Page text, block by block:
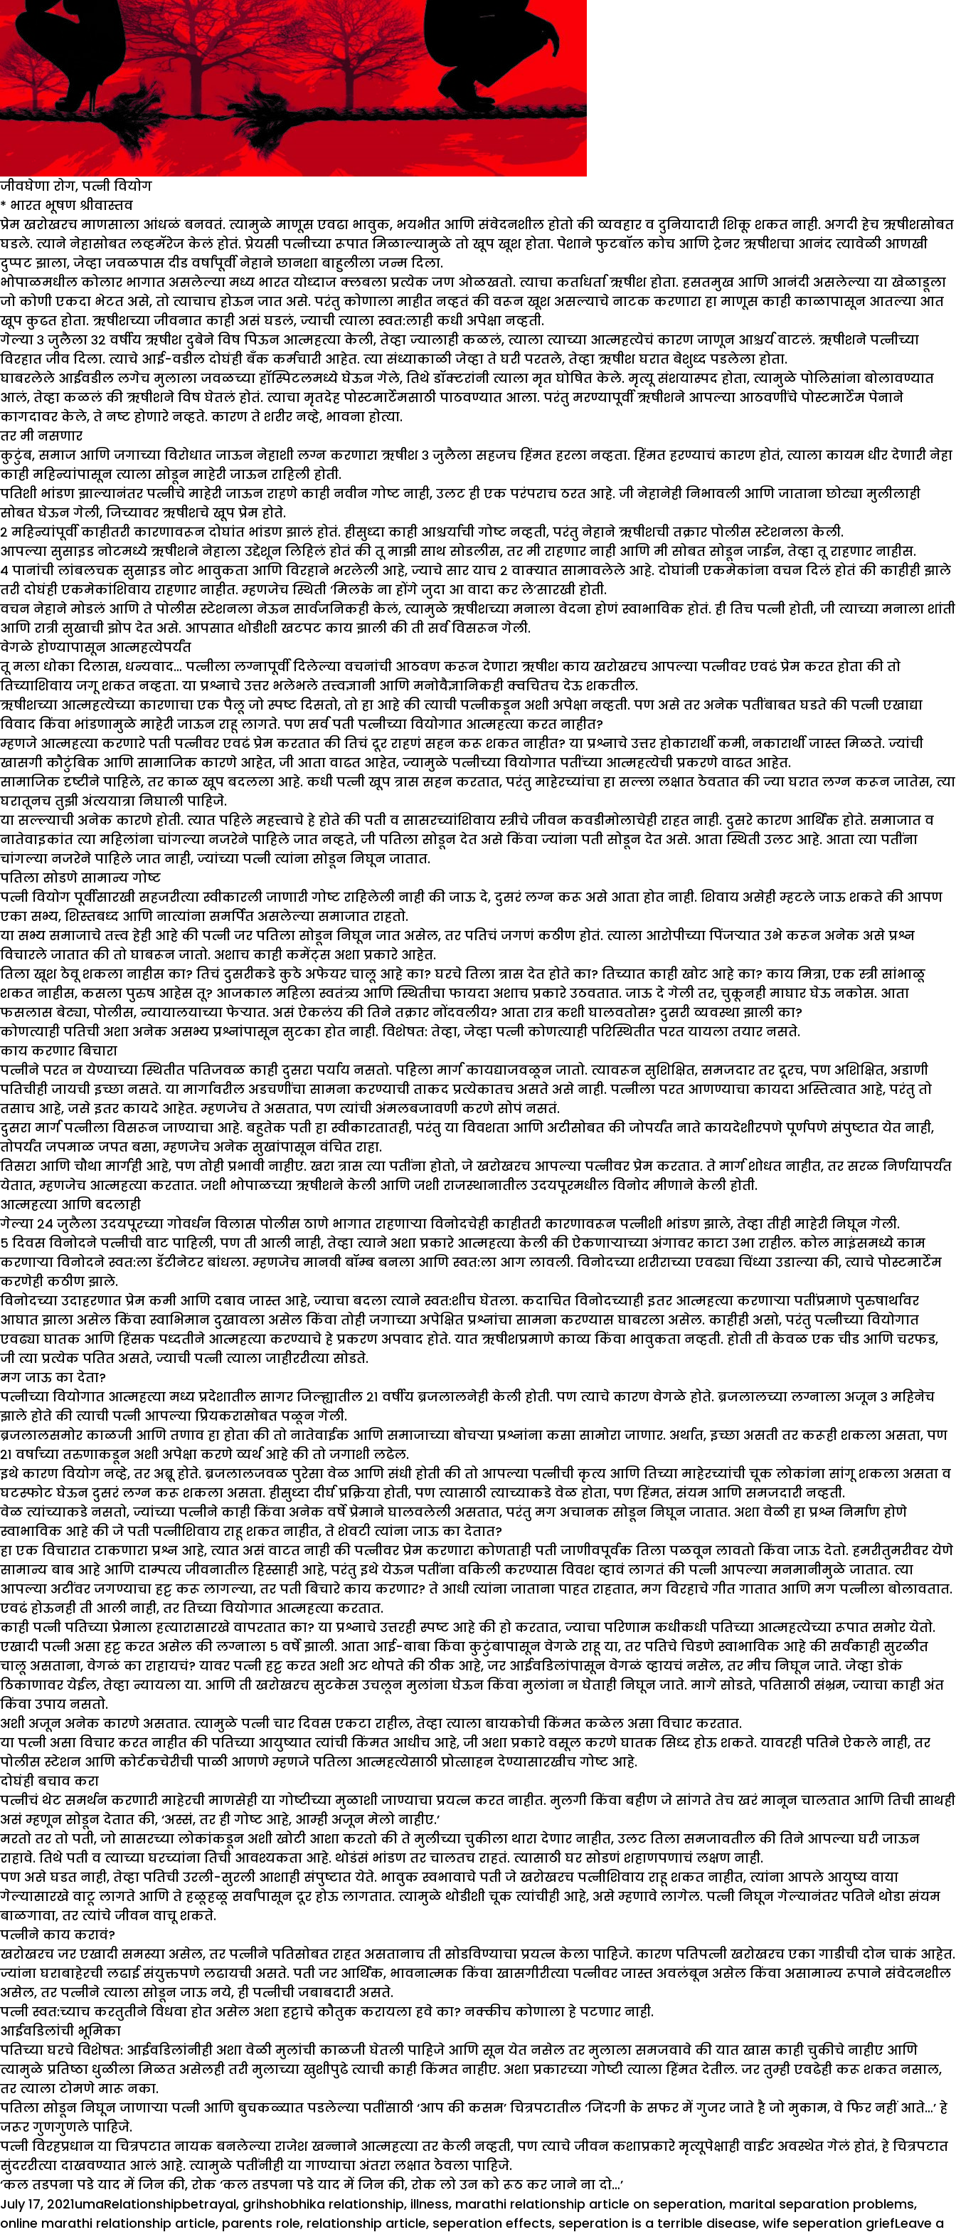
जीवघेणा रोग, पत्नी वियोग
* भारत भूषण श्रीवास्तव
प्रेम खरोखरच माणसाला आंधळं बनवतं. त्यामुळे माणूस एवढा भावुक, भयभीत आणि संवेदनशील होतो की व्यवहार व दुनियादारी शिकू शकत नाही. अगदी हेच ऋषीशसोबत
घडले. त्याने नेहासोबत लव्हमॅरेज केलं होतं. प्रेयसी पत्नीच्या रूपात मिळाल्यामुळे तो खूप खूश होता. पेशाने फुटबॉल कोच आणि ट्रेनर ऋषीशचा आनंद त्यावेळी आणखी
दुप्पट झाला, जेव्हा जवळपास दीड वर्षांपूर्वी नेहाने छानशा बाहुलीला जन्म दिला.
भोपाळमधील कोलार भागात असलेल्या मध्य भारत योध्दाज क्लबला प्रत्येक जण ओळखतो. त्याचा कर्ताधर्ता ऋषीश होता. हसतमुख आणि आनंदी असलेल्या या खेळाडूला
जो कोणी एकदा भेटत असे, तो त्याचाच होऊन जात असे. परंतु कोणाला माहीत नव्हतं की वरून खूश असल्याचे नाटक करणारा हा माणूस काही काळापासून आतल्या आत
खूप कुढत होता. ऋषीशच्या जीवनात काही असं घडलं, ज्याची त्याला स्वत:लाही कधी अपेक्षा नव्हती.
गेल्या ३ जुलैला ३२ वर्षीय ऋषीश दुबेने विष पिऊन आत्महत्या केली, तेव्हा ज्यालाही कळलं, त्याला त्याच्या आत्महत्येचं कारण जाणून आश्चर्य वाटलं. ऋषीशने पत्नीच्या
विरहात जीव दिला. त्याचे आई-वडील दोघंही बँक कर्मचारी आहेत. त्या संध्याकाळी जेव्हा ते घरी परतले, तेव्हा ऋषीश घरात बेशुध्द पडलेला होता.
घाबरलेले आईवडील लगेच मुलाला जवळच्या हॉस्पिटलमध्ये घेऊन गेले, तिथे डॉक्टरांनी त्याला मृत घोषित केले. मृत्यू संशयास्पद होता, त्यामुळे पोलिसांना बोलावण्यात
आलं, तेव्हा कळलं की ऋषीशने विष घेतलं होतं. त्याचा मृतदेह पोस्टमार्टेमसाठी पाठवण्यात आला. परंतु मरण्यापूर्वी ऋषीशने आपल्या आठवणींचे पोस्टमार्टेम पेनाने
कागदावर केले, ते नष्ट होणारे नव्हते. कारण ते शरीर नव्हे, भावना होत्या.
तर मी नसणार
कुटुंब, समाज आणि जगाच्या विरोधात जाऊन नेहाशी लग्न करणारा ऋषीश ३ जुलैला सहजच हिंमत हरला नव्हता. हिंमत हरण्याचं कारण होतं, त्याला कायम धीर देणारी नेहा
काही महिन्यांपासून त्याला सोडून माहेरी जाऊन राहिली होती.
पतिशी भांडण झाल्यानंतर पत्नीचे माहेरी जाऊन राहणे काही नवीन गोष्ट नाही, उलट ही एक परंपराच ठरत आहे. जी नेहानेही निभावली आणि जाताना छोट्या मुलीलाही
सोबत घेऊन गेली, जिच्यावर ऋषीशचे खूप प्रेम होते.
२ महिन्यांपूर्वी काहीतरी कारणावरून दोघांत भांडण झालं होतं. हीसुध्दा काही आश्चर्याची गोष्ट नव्हती, परंतु नेहाने ऋषीशची तक्रार पोलीस स्टेशनला केली.
आपल्या सुसाइड नोटमध्ये ऋषीशने नेहाला उद्देशून लिहिलं होतं की तू माझी साथ सोडलीस, तर मी राहणार नाही आणि मी सोबत सोडून जाईन, तेव्हा तू राहणार नाहीस.
४ पानांची लांबलचक सुसाइड नोट भावुकता आणि विरहाने भरलेली आहे, ज्याचे सार याच २ वाक्यात सामावलेले आहे. दोघांनी एकमेकांना वचन दिलं होतं की काहीही झाले
तरी दोघंही एकमेकांशिवाय राहणार नाहीत. म्हणजेच स्थिती ‘मिलके ना होंगे जुदा आ वादा कर ले’सारखी होती.
वचन नेहाने मोडलं आणि ते पोलीस स्टेशनला नेऊन सार्वजनिकही केलं, त्यामुळे ऋषीशच्या मनाला वेदना होणं स्वाभाविक होतं. ही तिच पत्नी होती, जी त्याच्या मनाला शांती
आणि रात्री सुखाची झोप देत असे. आपसात थोडीशी खटपट काय झाली की ती सर्व विसरून गेली.
वेगळे होण्यापासून आत्महत्येपर्यंत
तू मला धोका दिलास, धन्यवाद… पत्नीला लग्नापूर्वी दिलेल्या वचनांची आठवण करून देणारा ऋषीश काय खरोखरच आपल्या पत्नीवर एवढं प्रेम करत होता की तो
तिच्याशिवाय जगू शकत नव्हता. या प्रश्नाचे उत्तर भलेभले तत्त्वज्ञानी आणि मनोवैज्ञानिकही क्वचितच देऊ शकतील.
ऋषीशच्या आत्महत्येच्या कारणाचा एक पैलू जो स्पष्ट दिसतो, तो हा आहे की त्याची पत्नीकडून अशी अपेक्षा नव्हती. पण असे तर अनेक पतींबाबत घडते की पत्नी एखाद्या
विवाद किंवा भांडणामुळे माहेरी जाऊन राहू लागते. पण सर्व पती पत्नीच्या वियोगात आत्महत्या करत नाहीत?
म्हणजे आत्महत्या करणारे पती पत्नीवर एवढं प्रेम करतात की तिचं दूर राहणं सहन करू शकत नाहीत? या प्रश्नाचे उत्तर होकारार्थी कमी, नकारार्थी जास्त मिळते. ज्यांची
खासगी कौटुंबिक आणि सामाजिक कारणे आहेत, जी आता वाढत आहेत, ज्यामुळे पत्नीच्या वियोगात पतींच्या आत्महत्येची प्रकरणे वाढत आहेत.
सामाजिक दृष्टीने पाहिले, तर काळ खूप बदलला आहे. कधी पत्नी खूप त्रास सहन करतात, परंतु माहेरच्यांचा हा सल्ला लक्षात ठेवतात की ज्या घरात लग्न करून जातेस, त्या
घरातूनच तुझी अंत्ययात्रा निघाली पाहिजे.
या सल्ल्याची अनेक कारणे होती. त्यात पहिले महत्त्वाचे हे होते की पती व सासरच्यांशिवाय स्त्रीचे जीवन कवडीमोलाचेही राहत नाही. दुसरे कारण आर्थिक होते. समाजात व
नातेवाइकांत त्या महिलांना चांगल्या नजरेने पाहिले जात नव्हते, जी पतिला सोडून देत असे किंवा ज्यांना पती सोडून देत असे. आता स्थिती उलट आहे. आता त्या पतींना
चांगल्या नजरेने पाहिले जात नाही, ज्यांच्या पत्नी त्यांना सोडून निघून जातात.
पतिला सोडणे सामान्य गोष्ट
पत्नी वियोग पूर्वीसारखी सहजरीत्या स्वीकारली जाणारी गोष्ट राहिलेली नाही की जाऊ दे, दुसरं लग्न करू असे आता होत नाही. शिवाय असेही म्हटले जाऊ शकते की आपण
एका सभ्य, शिस्तबध्द आणि नात्यांना समर्पित असलेल्या समाजात राहतो.
या सभ्य समाजाचे तत्त्व हेही आहे की पत्नी जर पतिला सोडून निघून जात असेल, तर पतिचं जगणं कठीण होतं. त्याला आरोपीच्या पिंजऱ्यात उभे करून अनेक असे प्रश्न
विचारले जातात की तो घाबरून जातो. अशाच काही कमेंट्स अशा प्रकारे आहेत.
तिला खूश ठेवू शकला नाहीस का? तिचं दुसरीकडे कुठे अफेयर चालू आहे का? घरचे तिला त्रास देत होते का? तिच्यात काही खोट आहे का? काय मित्रा, एक स्त्री सांभाळू
शकत नाहीस, कसला पुरुष आहेस तू? आजकाल महिला स्वतंत्र्य आणि स्थितीचा फायदा अशाच प्रकारे उठवतात. जाऊ दे गेली तर, चुकूनही माघार घेऊ नकोस. आता
फसलास बेट्या, पोलीस, न्यायालयाच्या फेऱ्यात. असं ऐकलंय की तिने तक्रार नोंदवलीय? आता रात्र कशी घालवतोस? दुसरी व्यवस्था झाली का?
कोणत्याही पतिची अशा अनेक असभ्य प्रश्नांपासून सुटका होत नाही. विशेषत: तेव्हा, जेव्हा पत्नी कोणत्याही परिस्थितीत परत यायला तयार नसते.
काय करणार बिचारा
पत्नीने परत न येण्याच्या स्थितीत पतिजवळ काही दुसरा पर्याय नसतो. पहिला मार्ग कायद्याजवळून जातो. त्यावरून सुशिक्षित, समजदार तर दूरच, पण अशिक्षित, अडाणी
पतिचीही जायची इच्छा नसते. या मार्गावरील अडचणींचा सामना करण्याची ताकद प्रत्येकातच असते असे नाही. पत्नीला परत आणण्याचा कायदा अस्तित्वात आहे, परंतु तो
तसाच आहे, जसे इतर कायदे आहेत. म्हणजेच ते असतात, पण त्यांची अंमलबजावणी करणे सोपं नसतं.
दुसरा मार्ग पत्नीला विसरून जाण्याचा आहे. बहुतेक पती हा स्वीकारतातही, परंतु या विवशता आणि अटीसोबत की जोपर्यंत नाते कायदेशीरपणे पूर्णपणे संपुष्टात येत नाही,
तोपर्यंत जपमाळ जपत बसा, म्हणजेच अनेक सुखांपासून वंचित राहा.
तिसरा आणि चौथा मार्गही आहे, पण तोही प्रभावी नाहीए. खरा त्रास त्या पतींना होतो, जे खरोखरच आपल्या पत्नीवर प्रेम करतात. ते मार्ग शोधत नाहीत, तर सरळ निर्णयापर्यंत
येतात, म्हणजेच आत्महत्या करतात. जशी भोपाळच्या ऋषीशने केली आणि जशी राजस्थानातील उदयपूरमधील विनोद मीणाने केली होती.
आत्महत्या आणि बदलाही
गेल्या २४ जुलैला उदयपूरच्या गोवर्धन विलास पोलीस ठाणे भागात राहणाऱ्या विनोदचेही काहीतरी कारणावरून पत्नीशी भांडण झाले, तेव्हा तीही माहेरी निघून गेली.
५ दिवस विनोदने पत्नीची वाट पाहिली, पण ती आली नाही, तेव्हा त्याने अशा प्रकारे आत्महत्या केली की ऐकणाऱ्याच्या अंगावर काटा उभा राहील. कोल माइंसमध्ये काम
करणाऱ्या विनोदने स्वत:ला डॅटीनेटर बांधला. म्हणजेच मानवी बॉम्ब बनला आणि स्वत:ला आग लावली. विनोदच्या शरीराच्या एवढ्या चिंध्या उडाल्या की, त्याचे पोस्टमार्टेम
करणेही कठीण झाले.
विनोदच्या उदाहरणात प्रेम कमी आणि दबाव जास्त आहे, ज्याचा बदला त्याने स्वत:शीच घेतला. कदाचित विनोदच्याही इतर आत्महत्या करणाऱ्या पतींप्रमाणे पुरुषार्थावर
आघात झाला असेल किंवा स्वाभिमान दुखावला असेल किंवा तोही जगाच्या अपेक्षित प्रश्नांचा सामना करण्यास घाबरला असेल. काहीही असो, परंतु पत्नीच्या वियोगात
एवढ्या घातक आणि हिंसक पध्दतीने आत्महत्या करण्याचे हे प्रकरण अपवाद होते. यात ऋषीशप्रमाणे काव्य किंवा भावुकता नव्हती. होती ती केवळ एक चीड आणि चरफड,
जी त्या प्रत्येक पतित असते, ज्याची पत्नी त्याला जाहीररीत्या सोडते.
मग जाऊ का देता?
पत्नीच्या वियोगात आत्महत्या मध्य प्रदेशातील सागर जिल्ह्यातील २१ वर्षीय ब्रजलालनेही केली होती. पण त्याचे कारण वेगळे होते. ब्रजलालच्या लग्नाला अजून ३ महिनेच
झाले होते की त्याची पत्नी आपल्या प्रियकरासोबत पळून गेली.
ब्रजलालसमोर काळजी आणि तणाव हा होता की तो नातेवाईक आणि समाजाच्या बोचऱ्या प्रश्नांना कसा सामोरा जाणार. अर्थात, इच्छा असती तर करूही शकला असता, पण
२१ वर्षाच्या तरुणाकडून अशी अपेक्षा करणे व्यर्थ आहे की तो जगाशी लढेल.
इथे कारण वियोग नव्हे, तर अब्रू होते. ब्रजलालजवळ पुरेसा वेळ आणि संधी होती की तो आपल्या पत्नीची कृत्य आणि तिच्या माहेरच्यांची चूक लोकांना सांगू शकला असता व
घटस्फोट घेऊन दुसरं लग्न करू शकला असता. हीसुध्दा दीर्घ प्रक्रिया होती, पण त्यासाठी त्याच्याकडे वेळ होता, पण हिंमत, संयम आणि समजदारी नव्हती.
वेळ त्यांच्याकडे नसतो, ज्यांच्या पत्नीने काही किंवा अनेक वर्षे प्रेमाने घालवलेली असतात, परंतु मग अचानक सोडून निघून जातात. अशा वेळी हा प्रश्न निर्माण होणे
स्वाभाविक आहे की जे पती पत्नीशिवाय राहू शकत नाहीत, ते शेवटी त्यांना जाऊ का देतात?
हा एक विचारात टाकणारा प्रश्न आहे, त्यात असं वाटत नाही की पत्नीवर प्रेम करणारा कोणताही पती जाणीवपूर्वक तिला पळवून लावतो किंवा जाऊ देतो. हमरीतुमरीवर येणे
सामान्य बाब आहे आणि दाम्पत्य जीवनातील हिस्साही आहे, परंतु इथे येऊन पतींना वकिली करण्यास विवश व्हावं लागतं की पत्नी आपल्या मनमानीमुळे जातात. त्या
आपल्या अटींवर जगण्याचा हट्ट करू लागल्या, तर पती बिचारे काय करणार? ते आधी त्यांना जाताना पाहत राहतात, मग विरहाचे गीत गातात आणि मग पत्नीला बोलावतात.
एवढं होऊनही ती आली नाही, तर तिच्या वियोगात आत्महत्या करतात.
काही पत्नी पतिच्या प्रेमाला हत्यारासारखे वापरतात का? या प्रश्नाचे उत्तरही स्पष्ट आहे की हो करतात, ज्याचा परिणाम कधीकधी पतिच्या आत्महत्येच्या रूपात समोर येतो.
एखादी पत्नी असा हट्ट करत असेल की लग्नाला ५ वर्षे झाली. आता आई-बाबा किंवा कुटुंबापासून वेगळे राहू या, तर पतिचे चिडणे स्वाभाविक आहे की सर्वकाही सुरळीत
चालू असताना, वेगळं का राहायचं? यावर पत्नी हट्ट करत अशी अट थोपते की ठीक आहे, जर आईवडिलांपासून वेगळं व्हायचं नसेल, तर मीच निघून जाते. जेव्हा डोकं
ठिकाणावर येईल, तेव्हा न्यायला या. आणि ती खरोखरच सुटकेस उचलून मुलांना घेऊन किंवा मुलांना न घेताही निघून जाते. मागे सोडते, पतिसाठी संभ्रम, ज्याचा काही अंत
किंवा उपाय नसतो.
अशी अजून अनेक कारणे असतात. त्यामुळे पत्नी चार दिवस एकटा राहील, तेव्हा त्याला बायकोची किंमत कळेल असा विचार करतात.
या पत्नी असा विचार करत नाहीत की पतिच्या आयुष्यात त्यांची किंमत आधीच आहे, जी अशा प्रकारे वसूल करणे घातक सिध्द होऊ शकते. यावरही पतिने ऐकले नाही, तर
पोलीस स्टेशन आणि कोर्टकचेरीची पाळी आणणे म्हणजे पतिला आत्महत्येसाठी प्रोत्साहन देण्यासारखीच गोष्ट आहे.
दोघंही बचाव करा
पत्नीचं थेट समर्थन करणारी माहेरची माणसेही या गोष्टीच्या मुळाशी जाण्याचा प्रयत्न करत नाहीत. मुलगी किंवा बहीण जे सांगते तेच खरं मानून चालतात आणि तिची साथही
असं म्हणून सोडून देतात की, ‘अस्सं, तर ही गोष्ट आहे, आम्ही अजून मेलो नाहीए.’
मरतो तर तो पती, जो सासरच्या लोकांकडून अशी खोटी आशा करतो की ते मुलीच्या चुकीला थारा देणार नाहीत, उलट तिला समजावतील की तिने आपल्या घरी जाऊन
राहावे. तिथे पती व त्याच्या घरच्यांना तिची आवश्यकता आहे. थोडंसं भांडण तर चालतच राहतं. त्यासाठी घर सोडणं शहाणपणाचं लक्षण नाही.
पण असे घडत नाही, तेव्हा पतिची उरली-सुरली आशाही संपुष्टात येते. भावुक स्वभावाचे पती जे खरोखरच पत्नीशिवाय राहू शकत नाहीत, त्यांना आपले आयुष्य वाया
गेल्यासारखे वाटू लागते आणि ते हळूहळू सर्वांपासून दूर होऊ लागतात. त्यामुळे थोडीशी चूक त्यांचीही आहे, असे म्हणावे लागेल. पत्नी निघून गेल्यानंतर पतिने थोडा संयम
बाळगावा, तर त्यांचे जीवन वाचू शकते.
पत्नीने काय करावं?
खरोखरच जर एखादी समस्या असेल, तर पत्नीने पतिसोबत राहत असतानाच ती सोडविण्याचा प्रयत्न केला पाहिजे. कारण पतिपत्नी खरोखरच एका गाडीची दोन चाकं आहेत.
ज्यांना घराबाहेरची लढाई संयुक्तपणे लढायची असते. पती जर आर्थिक, भावनात्मक किंवा खासगीरीत्या पत्नीवर जास्त अवलंबून असेल किंवा असामान्य रूपाने संवेदनशील
असेल, तर पत्नीने त्याला सोडून जाऊ नये, ही पत्नीची जबाबदारी असते.
पत्नी स्वत:च्याच करतुतीने विधवा होत असेल अशा हट्टाचे कौतुक करायला हवे का? नक्कीच कोणाला हे पटणार नाही.
आईवडिलांची भूमिका
पतिच्या घरचे विशेषत: आईवडिलांनीही अशा वेळी मुलांची काळजी घेतली पाहिजे आणि सून येत नसेल तर मुलाला समजवावे की यात खास काही चुकीचे नाहीए आणि
त्यामुळे प्रतिष्ठा धुळीला मिळत असेलही तरी मुलाच्या खुशीपुढे त्याची काही किंमत नाहीए. अशा प्रकारच्या गोष्टी त्याला हिंमत देतील. जर तुम्ही एवढेही करू शकत नसाल,
तर त्याला टोमणे मारू नका.
पतिला सोडून निघून जाणाऱ्या पत्नी आणि बुचकळ्यात पडलेल्या पतींसाठी ‘आप की कसम’ चित्रपटातील ‘जिंदगी के सफर में गुजर जाते है जो मुकाम, वे फिर नहीं आते…’ हे
जरूर गुणगुणले पाहिजे.
पत्नी विरहप्रधान या चित्रपटात नायक बनलेल्या राजेश खन्नाने आत्महत्या तर केली नव्हती, पण त्याचे जीवन कशाप्रकारे मृत्यूपेक्षाही वाईट अवस्थेत गेलं होतं, हे चित्रपटात
सुंदररीत्या दाखवण्यात आलं आहे. त्यामुळे पतींनीही या गाण्याचा अंतरा लक्षात ठेवला पाहिजे.
‘कल तडपना पडे याद में जिन की, रोक ‘कल तडपना पडे याद में जिन की, रोक लो उन को रूठ कर जाने ना दो…’
Posted
on
July 17, 2021Author
umaCategories
RelationshipTags
betrayal, grihshobhika relationship, illness, marathi relationship article on seperation, marital separation problems,
online marathi relationship article, parents role, relationship article, seperation effects, seperation is a terrible disease, wife seperation griefLeave a